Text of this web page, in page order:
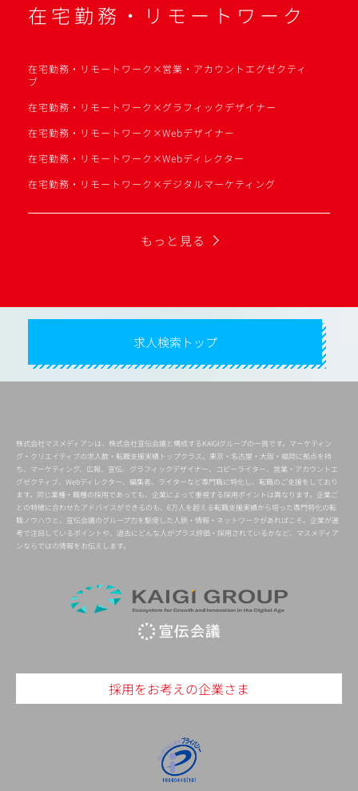
在宅勤務・リモートワーク
在宅勤務・リモートワーク×営業・アカウントエグゼクティ
ブ
在宅勤務・リモートワーク×グラフィックデザイナー
在宅勤務・リモートワーク×Webデザイナー
在宅勤務・リモートワーク×Webディレクター
在宅勤務・リモートワーク×デジタルマーケティング
もっと見る
求人検索トップ
株式会社マスメディアンは、株式会社宣伝会議と構成するKAIGIグループの一員です。マーケティン
グ・クリエイティブの求人数・転職支援実績トップクラス。東京・名古屋・大阪・福岡に拠点を持
ち、マーケティング、広報、宣伝、グラフィックデザイナー、コピーライター、営業・アカウントエ
グゼクティブ、Webディレクター、編集者、ライターなど専門職に特化し、転職のご支援をしており
ます。同じ業種・職種の採用であっても、企業によって重視する採用ポイントは異なります。企業ご
との特徴に合わせたアドバイスができるのも、6万人を超える転職支援実績から培った専門特化の転
職ノウハウと、宣伝会議のグループ力を駆使した人脈・情報・ネットワークがあればこそ。企業が選
考で注目しているポイントや、過去にどんな人がプラス評価・採用されているかなど、マスメディア
ンならではの情報をお伝えします。
採用をお考えの企業さま